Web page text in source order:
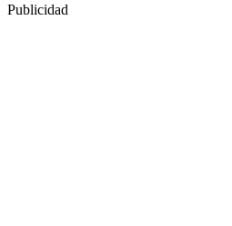
Publicidad